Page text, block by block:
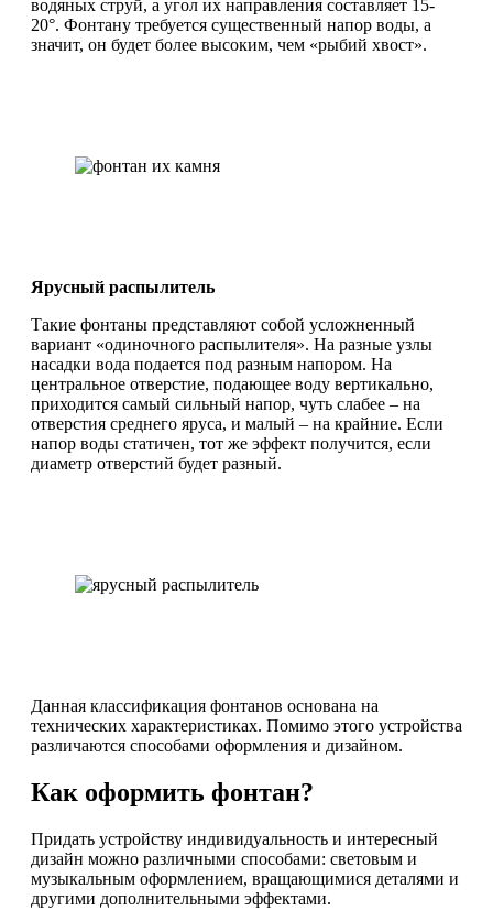
водяных струй, а угол их направления составляет 15-
20°. Фонтану требуется существенный напор воды, а
значит, он будет более высоким, чем «рыбий хвост».
Ярусный распылитель
Такие фонтаны представляют собой усложненный
вариант «одиночного распылителя». На разные узлы
насадки вода подается под разным напором. На
центральное отверстие, подающее воду вертикально,
приходится самый сильный напор, чуть слабее – на
отверстия среднего яруса, и малый – на крайние. Если
напор воды статичен, тот же эффект получится, если
диаметр отверстий будет разный.
Данная классификация фонтанов основана на
технических характеристиках. Помимо этого устройства
различаются способами оформления и дизайном.
Как оформить фонтан?
Придать устройству индивидуальность и интересный
дизайн можно различными способами: световым и
музыкальным оформлением, вращающимися деталями и
другими дополнительными эффектами.